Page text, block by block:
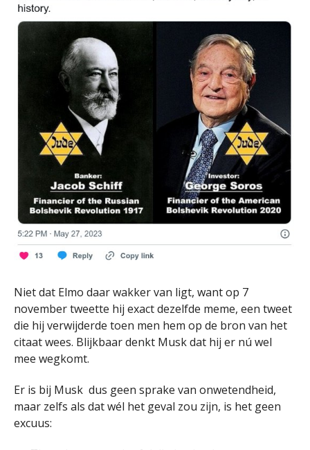
Niet dat Elmo daar wakker van ligt, want op 7
november tweette hij exact dezelfde meme, een tweet
die hij verwijderde toen men hem op de bron van het
citaat wees. Blijkbaar denkt Musk dat hij er nú wel
mee wegkomt.
Er is bij Musk dus geen sprake van onwetendheid,
maar zelfs als dat wél het geval zou zijn, is het geen
excuus: